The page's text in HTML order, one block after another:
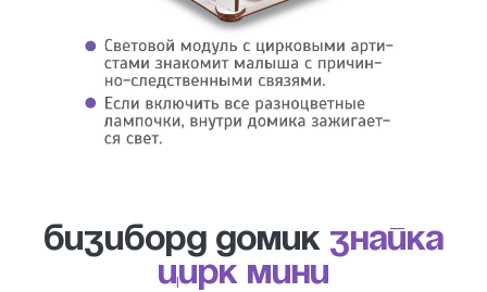
Бизиборд домик Знайка
Цирк Мини